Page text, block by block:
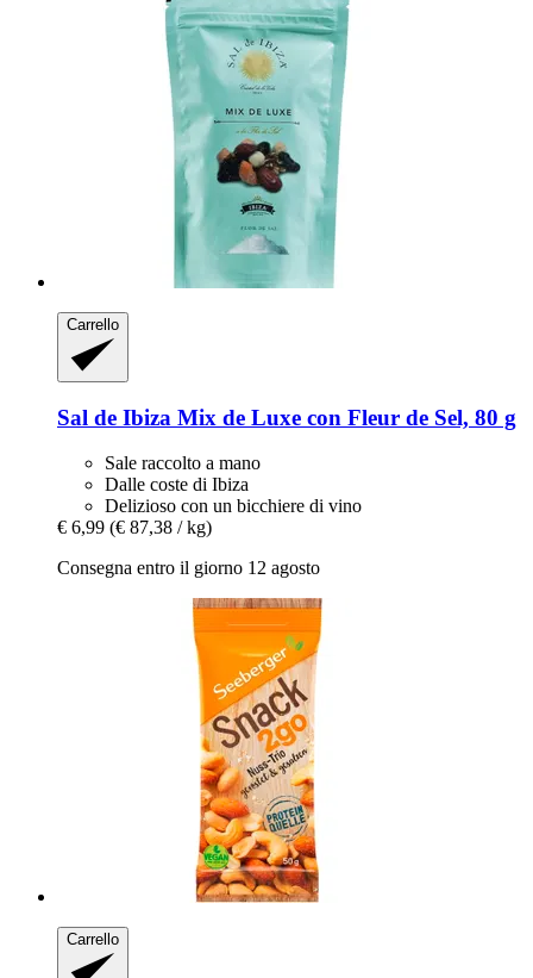
Carrello
Sal de Ibiza Mix de Luxe con Fleur de Sel, 80 g
Sale raccolto a mano
Dalle coste di Ibiza
Delizioso con un bicchiere di vino
€ 6,99 (€ 87,38 / kg)
Consegna entro il giorno 12 agosto
Carrello